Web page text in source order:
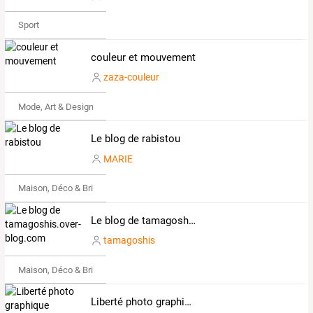
Sport
couleur et mouvement
zaza-couleur
Mode, Art & Design
Le blog de rabistou
MARIE
Maison, Déco & Bricolage
Le blog de tamagoshis.over-blog.com
tamagoshis
Maison, Déco & Bricolage
Liberté photo graphique